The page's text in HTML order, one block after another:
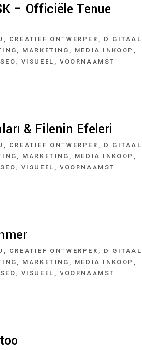
– Officiële Tenue
CREATIEF ONTWERPER
DIGITAAL
MARKETING
MEDIA INKOOP
SEO VISUEEL VOORNAAMST
& Filenin Efeleri
CREATIEF ONTWERPER
DIGITAAL
MARKETING
MEDIA INKOOP
SEO VISUEEL VOORNAAMST
CREATIEF ONTWERPER
DIGITAAL
MARKETING
MEDIA INKOOP
SEO VISUEEL VOORNAAMST